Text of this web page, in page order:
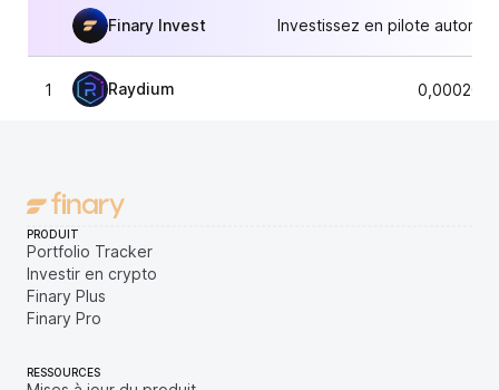
Finary Invest Investissez en pilote
1 Raydium
PRODUIT
Portfolio Tracker
Investir en crypto
Finary Plus
Finary Pro
RESSOURCES